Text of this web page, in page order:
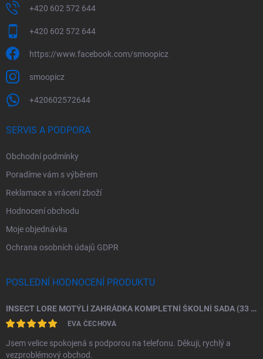
+420 602 572 644
+420 602 572 644
https://www.facebook.com/smoopicz
smoopicz
+420602572644
SERVIS A PODPORA
Obchodní podmínky
Poradíme vám s výběrem
Reklamace a vrácení zboží
Hodnocení obchodu
Moje objednávka
Ochrana osobních údajů GDPR
POSLEDNÍ HODNOCENÍ PRODUKTU
INSECT LORE MOTÝLÍ ZAHRÁDKA KOMPLETNÍ ŠKOLNÍ SADA (33 HOUSENEK)
EVA ČECHOVÁ
Jsem velice spokojená s podporou na telefonu. Děkuji, rychlý a
vezproblémový obchod.